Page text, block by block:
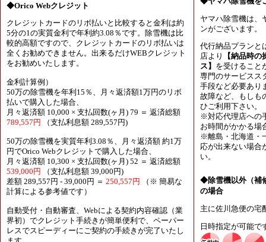
◆Orico Webクレジット
クレジットカードのリボ払いと比較すると金利は約
5分の1の実質金利で年利約3.08％です。除雪機は比
較的高額ですので、クレジットカードのリボ払いは
全くお勧めできません。出来るだけWEBクレジット
をお勧めいたします。
金利計算例）
50万の除雪機を年利15％、月々返済額1万円のリボ
払いで購入した場合、
月々返済額 10,000 × 支払回数(ヶ月) 79 ＝ 返済総額
789,557円
（支払利息額 289,557円)
50万の除雪機を実質年利3.08％、月々返済額 約1万
円でOrico Webクレジットで購入した場合、
月々返済額 10,300 × 支払回数(ヶ月) 52 ＝ 返済総額
539,000円
（支払利息額 39,000円)
差額 289,557円 - 39,000円 ＝ 250,557円
（※ 簡易な
計算による参考値です）
自動受付・自動審査、Webによる契約内容確認（業
界初）でクレジット手続きが簡単便利で、ペーパー
レスでスピーディーにご契約の手続きが完了いたし
ヤマハ除雪機は、
ンがございます。
代行納品プランと
店より
【納品時
ス】 を受けること
専門のサービスス
手段など必要あり
故障など、もしも
ひご利用下さい。
※対応代理店への
お時間がかかる場
※離島・北海道・
応が出来ない場合
い。
◆除雪機以外（補
の場合
主に佐川急便の宅
日時指定が可能で